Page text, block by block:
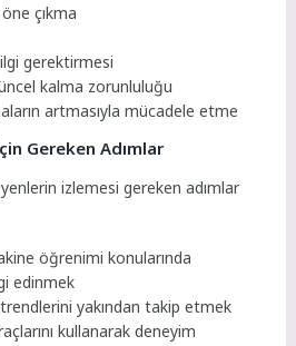
çıkma
gerektirmesi
kalma zorunluluğu
artmasıyla mücadele etme
Gereken Adımlar
izlemesi gereken adımlar
öğrenimi konularında
edinmek
yakından takip etmek
kullanarak deneyim